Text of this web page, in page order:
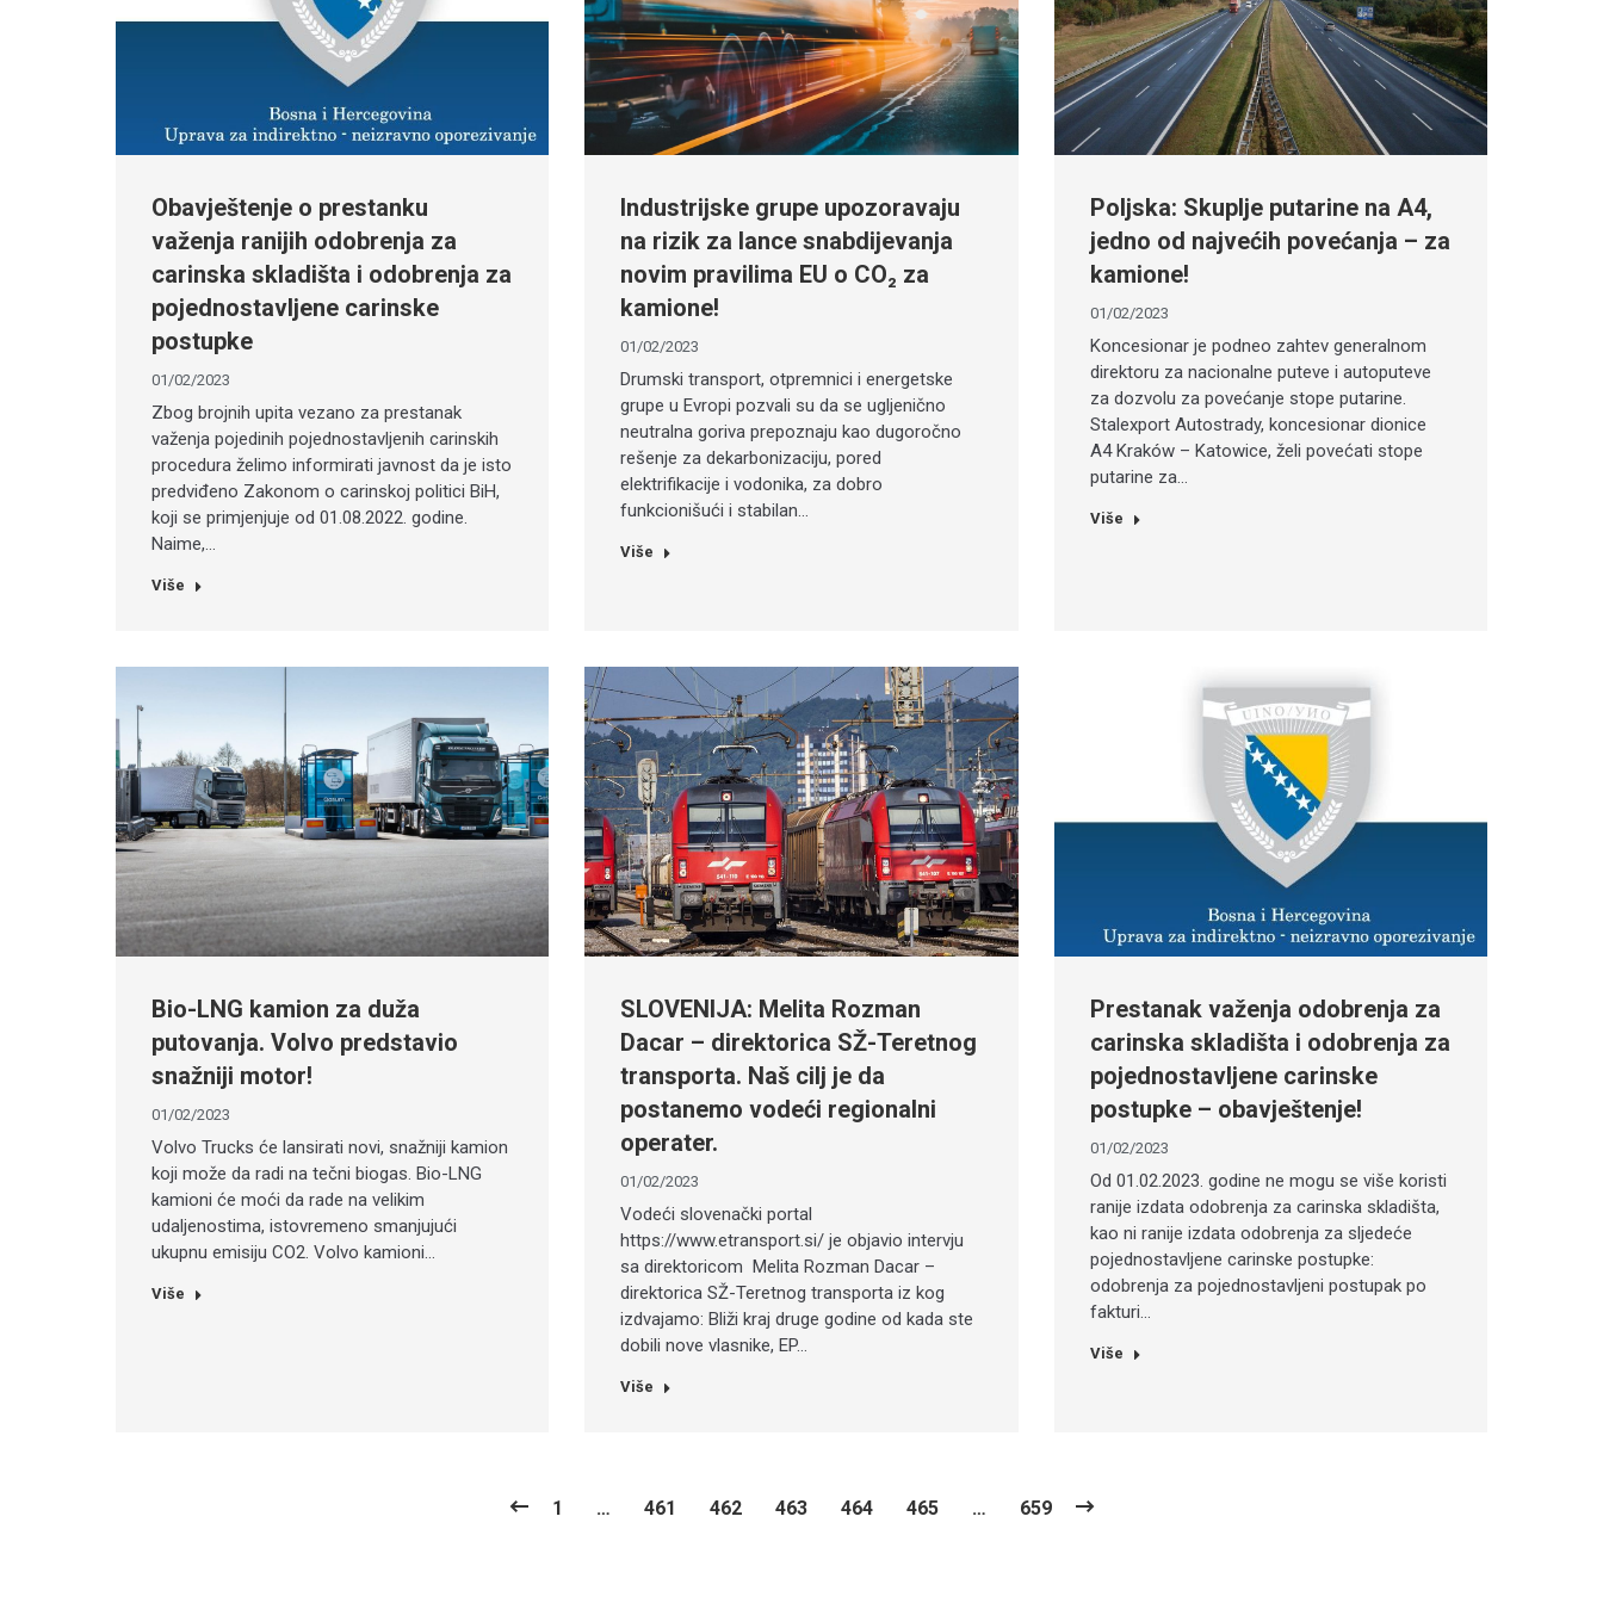
Obavještenje o prestanku
važenja ranijih odobrenja za
carinska skladišta i odobrenja za
pojednostavljene carinske
postupke
01/02/2023
Zbog brojnih upita vezano za prestanak
važenja pojedinih pojednostavljenih carinskih
procedura želimo informirati javnost da je isto
predviđeno Zakonom o carinskoj politici BiH,
koji se primjenjuje od 01.08.2022. godine.
Naime,…
Više
Industrijske grupe upozoravaju
na rizik za lance snabdijevanja
novim pravilima EU o CO₂ za
kamione!
01/02/2023
Drumski transport, otpremnici i energetske
grupe u Evropi pozvali su da se ugljenično
neutralna goriva prepoznaju kao dugoročno
rešenje za dekarbonizaciju, pored
elektrifikacije i vodonika, za dobro
funkcionišući i stabilan…
Više
Poljska: Skuplje putarine na A4,
jedno od najvećih povećanja – za
kamione!
01/02/2023
Koncesionar je podneo zahtev generalnom
direktoru za nacionalne puteve i autoputeve
za dozvolu za povećanje stope putarine.
Stalexport Autostrady, koncesionar dionice
A4 Kraków – Katowice, želi povećati stope
putarine za…
Više
Bio-LNG kamion za duža
putovanja. Volvo predstavio
snažniji motor!
01/02/2023
Volvo Trucks će lansirati novi, snažniji kamion
koji može da radi na tečni biogas. Bio-LNG
kamioni će moći da rade na velikim
udaljenostima, istovremeno smanjujući
ukupnu emisiju CO2. Volvo kamioni…
Više
SLOVENIJA: Melita Rozman
Dacar – direktorica SŽ-Teretnog
transporta. Naš cilj je da
postanemo vodeći regionalni
operater.
01/02/2023
Vodeći slovenački portal
https://www.etransport.si/ je objavio intervju
sa direktoricom Melita Rozman Dacar –
direktorica SŽ-Teretnog transporta iz kog
izdvajamo: Bliži kraj druge godine od kada ste
dobili nove vlasnike, EP…
Više
Prestanak važenja odobrenja za
carinska skladišta i odobrenja za
pojednostavljene carinske
postupke – obavještenje!
01/02/2023
Od 01.02.2023. godine ne mogu se više koristi
ranije izdata odobrenja za carinska skladišta,
kao ni ranije izdata odobrenja za sljedeće
pojednostavljene carinske postupke:
odobrenja za pojednostavljeni postupak po
fakturi…
Više
1 … 461 462 463 464 465 … 659